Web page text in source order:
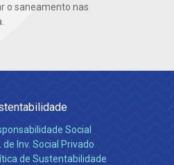
o saneamento nas
Social
de Inv. Social Privado
de Sustentabilidade